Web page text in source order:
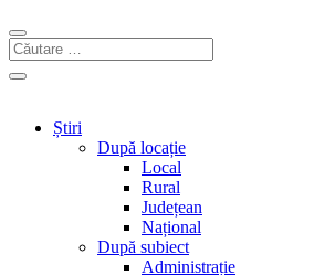
Știri
După locație
Local
Rural
Județean
Național
După subiect
Administrație